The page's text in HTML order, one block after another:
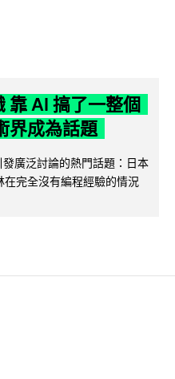
靠 AI 搞了一整個
界成為話題
廣泛討論的熱門話題：日本
完全沒有編程經驗的情況